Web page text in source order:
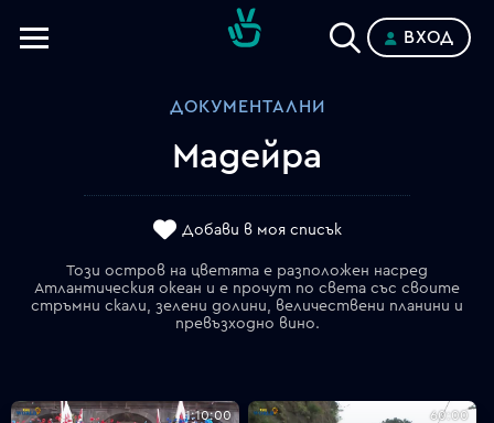
ВХОД
ДОКУМЕНТАЛНИ
Мадейра
Добави в моя списък
Този остров на цветята е разположен насред
Атлантическия океан и е прочут по света със своите
стръмни скали, зелени долини, величествени планини и
превъзходно вино.
1:10:00 60:00